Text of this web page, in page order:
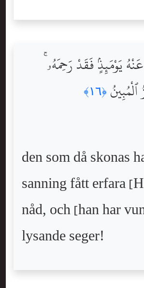
يَوْمَئِذٍۢ فَقَدْ رَحِمَهُۥ
﴿١٦﴾
den som då skonas
sanning fått erfara
nåd, och [han har
lysande seger!